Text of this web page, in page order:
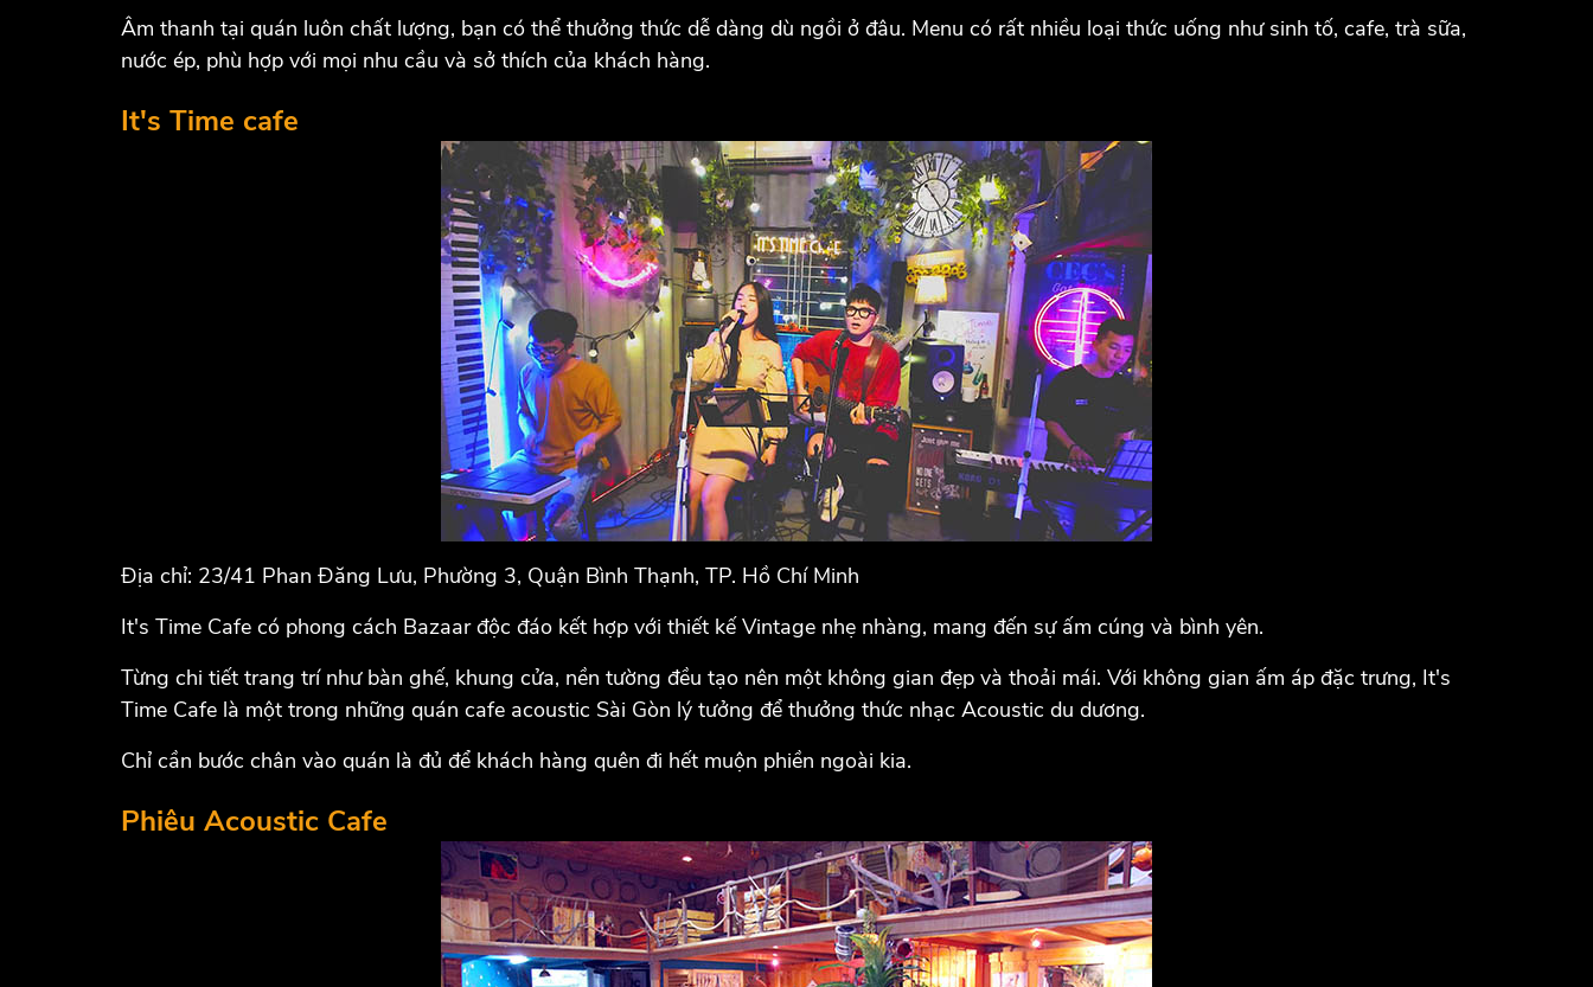
Âm thanh tại quán luôn chất lượng, bạn có thể thưởng thức dễ dàng dù ngồi ở đâu. Menu có rất nhiều loại thức uống như sinh tố, cafe, trà sữa,
nước ép, phù hợp với mọi nhu cầu và sở thích của khách hàng.
It's Time cafe
Địa chỉ: 23/41 Phan Đăng Lưu, Phường 3, Quận Bình Thạnh, TP. Hồ Chí Minh
It's Time Cafe có phong cách Bazaar độc đáo kết hợp với thiết kế Vintage nhẹ nhàng, mang đến sự ấm cúng và bình yên.
Từng chi tiết trang trí như bàn ghế, khung cửa, nền tường đều tạo nên một không gian đẹp và thoải mái. Với không gian ấm áp đặc trưng, It's
Time Cafe là một trong những quán cafe acoustic Sài Gòn lý tưởng để thưởng thức nhạc Acoustic du dương.
Chỉ cần bước chân vào quán là đủ để khách hàng quên đi hết muộn phiền ngoài kia.
Phiêu Acoustic Cafe